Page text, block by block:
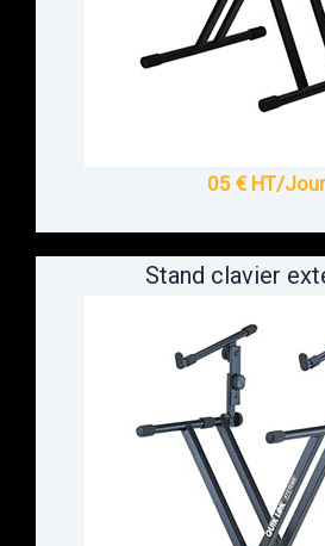
05 € HT/Jour
Stand clavier